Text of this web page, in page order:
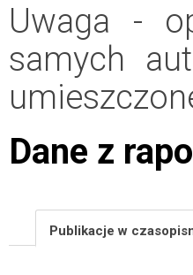
Uwaga -
samych
Dane z
Publikacje w